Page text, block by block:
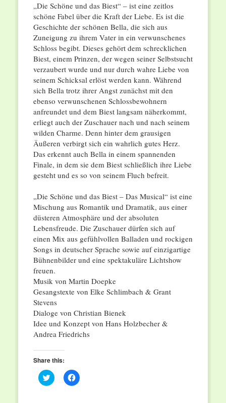
„Die Schöne und das Biest“ – ist eine zeitlos
schöne Fabel über die Kraft der Liebe. Es ist die
Geschichte der schönen Bella, die sich aus
Zuneigung zu ihrem Vater in ein verwunschenes
Schloss begibt. Dieses gehört dem schrecklichen
Biest, einem Prinzen, der wegen seiner Selbstsucht
verzaubert wurde und nur durch wahre Liebe von
seinem Schicksal erlöst werden kann. Während
sich Bella trotz ihrer Angst zunächst mit den
ebenso verwunschenen Schlossbewohnern
anfreundet und dem Biest langsam näherkommt,
erliegt auch der Zuschauer nach und nach seinem
wilden Charme. Denn hinter dem grausigen
Äußeren verbirgt sich ein wahrlich gutes Herz.
Das erkennt auch Bella in einem spannenden
Finale, in dem sie dem Biest schließlich ihre Liebe
gesteht und es so von seinem Fluch befreit.
„Die Schöne und das Biest – Das Musical“ ist eine
Mischung aus Romantik und Dramatik, aus einer
düsteren Atmosphäre und der absoluten
Lebensfreude. Die Zuschauer dürfen sich auf
einen Mix aus gefühlvollen Balladen und rockigen
Songs in deutscher Sprache sowie auf einzigartige
Bühnenbilder und eine spektakuläre Lichtshow
freuen.
Musik von Martin Doepke
Gesangstexte von Elke Schlimbach & Grant
Stevens
Dialoge von Christian Bienek
Idee und Konzept von Hans Holzbecher &
Andrea Friedrichs
Share this:
Click
to
Click
to